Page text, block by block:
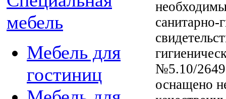
мебель
Мебель для
гостиниц
№5.10/
оснащено